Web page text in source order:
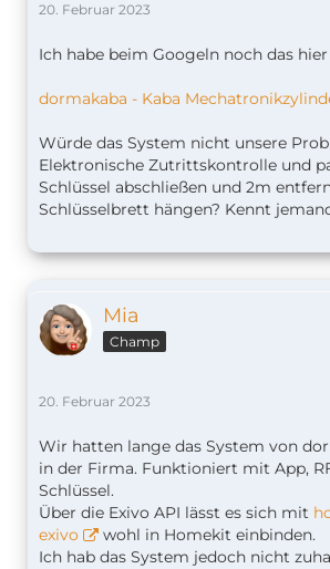
20. Februar 2023
Ich habe beim Googeln noch das
dormakaba - Kaba
Würde das System nicht unsere
Elektronische Zutrittskontrolle und
Schlüssel abschließen und 2m
Schlüsselbrett hängen? Kennt
Mia
Champ
20. Februar 2023
Wir hatten lange das System von
in der Firma. Funktioniert mit App,
Schlüssel.
Über die Exivo API lässt es sich mit
exivo
wohl in Homekit einbinden.
Ich hab das System jedoch nicht